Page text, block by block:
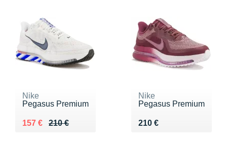
Nike
Pegasus Premium
210 €
Au lieu de 210 €
157 €
Vendu 157 €
Nike
Pegasus Premium
210 €
Vendu 210 €